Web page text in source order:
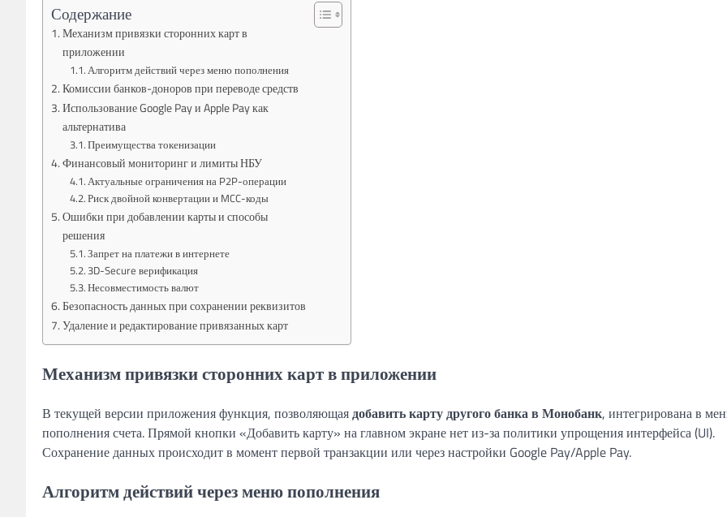
Содержание
Механизм привязки сторонних карт в
приложении
Алгоритм действий через меню пополнения
Комиссии банков-доноров при переводе средств
Использование Google Pay и Apple Pay как
альтернатива
Преимущества токенизации
Финансовый мониторинг и лимиты НБУ
Актуальные ограничения на P2P-операции
Риск двойной конвертации и MCC-коды
Ошибки при добавлении карты и способы
решения
Запрет на платежи в интернете
3D-Secure верификация
Несовместимость валют
Безопасность данных при сохранении реквизитов
Удаление и редактирование привязанных карт
Механизм привязки сторонних карт в приложении
В текущей версии приложения функция, позволяющаядобавить карту другого банка в Монобанк, интегрирована в
пополнения счета. Прямой кнопки «Добавить карту» на главном экране нет из-за политики упрощения интерфейса (UI).
Сохранение данных происходит в момент первой транзакции или через настройки Google Pay/Apple Pay.
Алгоритм действий через меню пополнения